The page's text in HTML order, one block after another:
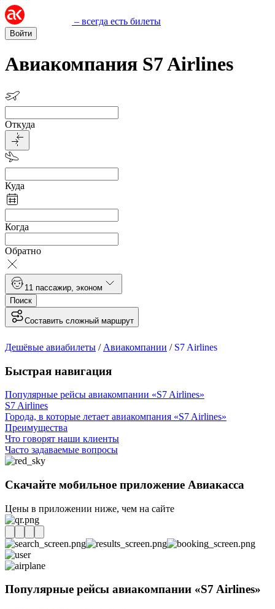
– всегда есть билеты
Войти
Авиакомпания S7 Airlines
Откуда
Куда
Когда
Обратно
1 1 пассажир эконом
Поиск
Составить сложный маршрут
Дешёвые авиабилеты / Авиакомпании / S7 Airlines
Быстрая навигация
Популярные рейсы авиакомпании «S7 Airlines»
S7 Airlines
Города, в которые летает авиакомпания «S7 Airlines»
Преимущества
Что говорят наши клиенты
Часто задаваемые вопросы
Скачайте мобильное приложение Авиакасса
Цены в приложении ниже, чем на сайте
Популярные рейсы авиакомпании «S7 Airlines»